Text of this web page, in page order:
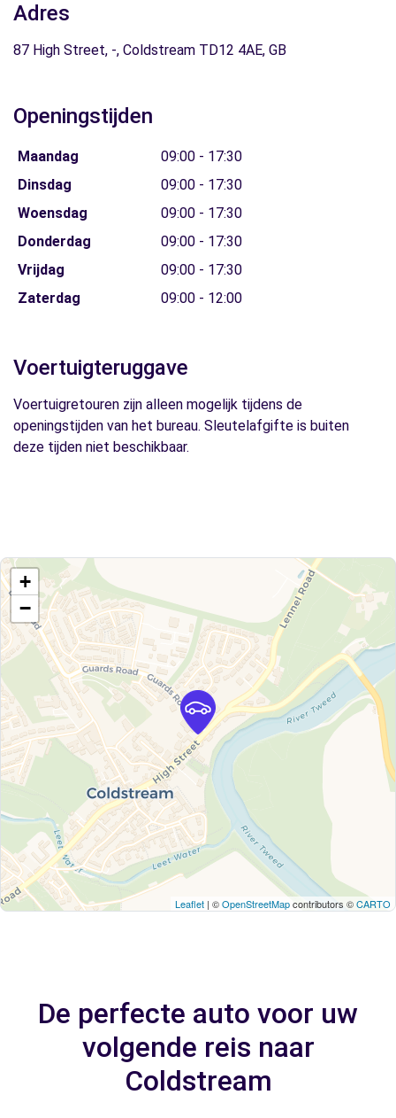
Adres
87 High Street, -, Coldstream TD12 4AE, GB
Openingstijden
Maandag
09:00 - 17:30
Dinsdag
09:00 - 17:30
Woensdag
09:00 - 17:30
Donderdag
09:00 - 17:30
Vrijdag
09:00 - 17:30
Zaterdag
09:00 - 12:00
Voertuigteruggave
Voertuigretouren zijn alleen mogelijk tijdens de
openingstijden van het bureau. Sleutelafgifte is buiten
deze tijden niet beschikbaar.
+
−
Leaflet | ©OpenStreetMapcontributors ©CARTO
De perfecte auto voor uw
volgende reis naar
Coldstream